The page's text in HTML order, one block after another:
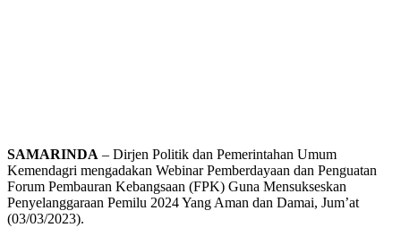
SAMARINDA – Dirjen Politik dan Pemerintahan Umum
Kemendagri mengadakan Webinar Pemberdayaan dan Penguatan
Forum Pembauran Kebangsaan (FPK) Guna Mensukseskan
Penyelanggaraan Pemilu 2024 Yang Aman dan Damai, Jum’at
(03/03/2023).